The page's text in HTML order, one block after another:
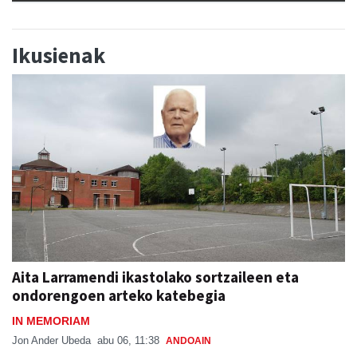
Ikusienak
Aita Larramendi ikastolako sortzaileen eta
ondorengoen arteko katebegia
IN MEMORIAM
Jon Ander Ubeda abu 06, 11:38 ANDOAIN